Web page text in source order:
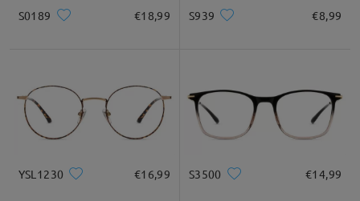
* Solo a titolo di riferimento
S0189 €18,99 S939 €8,99
YSL1230 €16,99 S3500 €14,99